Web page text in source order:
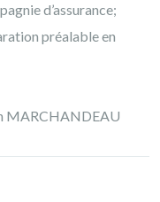
d’assurance;
préalable en
MARCHANDEAU